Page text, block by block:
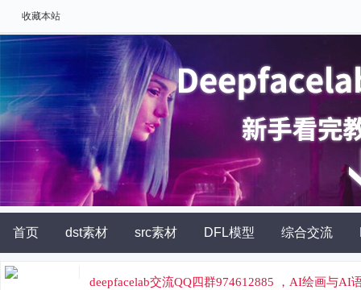
收藏本站
首页 dst素材 src素材 DFL模型 综合交流
AI角色扮演
deepfacelab交流QQ四群974612885 ，AI绘画与AI